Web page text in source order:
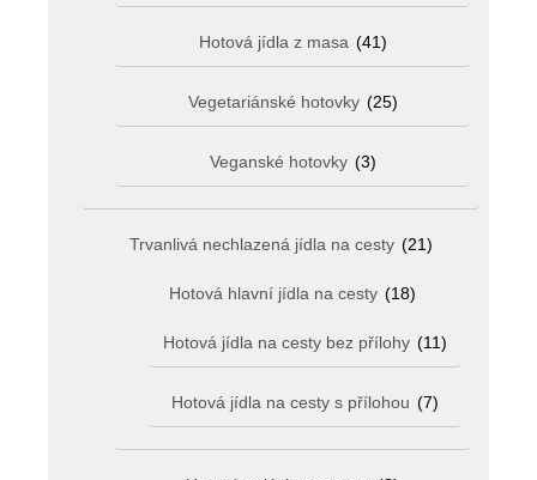
Hotová jídla z masa (41)
Vegetariánské hotovky (25)
Veganské hotovky (3)
Trvanlivá nechlazená jídla na cesty (21)
Hotová hlavní jídla na cesty (18)
Hotová jídla na cesty bez přílohy (11)
Hotová jídla na cesty s přílohou (7)